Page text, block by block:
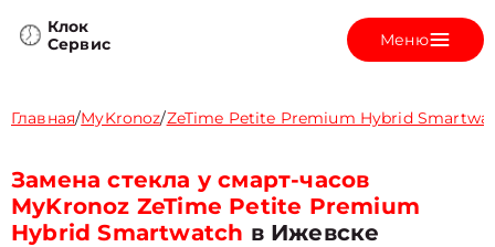
Клок
Сервис
Меню
Главная/MyKronoz/ZeTime Petite Premium Hybrid
Замена стекла у смарт-часов
MyKronoz ZeTime Petite Premium
Hybrid Smartwatch в Ижевске